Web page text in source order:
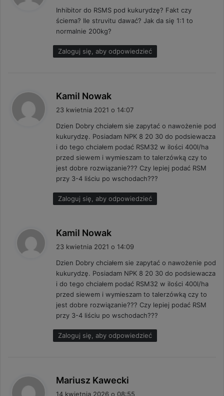
z
e
Inhibitor do RSMS pod kukurydzę? Fakt czy
ściema? Ile struvitu dawać? Jak da się 1:1 to
normalnie 200kg?
Zaloguj się, aby odpowiedzieć
Kamil Nowak
z
e
:
23 kwietnia 2021 o 14:07
Dzien Dobry chciałem sie zapytać o nawożenie pod
kukurydzę. Posiadam NPK 8 20 30 do podsiewacza
i do tego chciałem podać RSM32 w ilości 400l/ha
przed siewem i wymieszam to talerzówką czy to
jest dobre rozwiązanie??? Czy lepiej podać RSM
przy 3-4 liściu po wschodach???
Zaloguj się, aby odpowiedzieć
Kamil Nowak
z
e
:
23 kwietnia 2021 o 14:09
Dzien Dobry chciałem sie zapytać o nawożenie pod
kukurydzę. Posiadam NPK 8 20 30 do podsiewacza
i do tego chciałem podać RSM32 w ilości 400l/ha
przed siewem i wymieszam to talerzówką czy to
jest dobre rozwiązanie??? Czy lepiej podać RSM
przy 3-4 liściu po wschodach???
Zaloguj się, aby odpowiedzieć
Mariusz Kawecki
i
14 kwietnia 2026 o 08:55